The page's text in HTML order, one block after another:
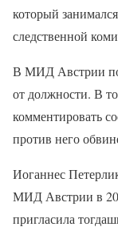
который
следственной
В МИД Австрии
от должности. В
комментировать
против него
Иоганнес
МИД Австрии в
пригласила